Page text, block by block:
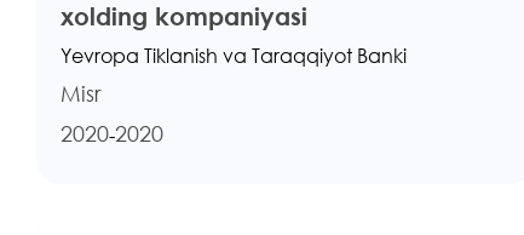
xolding kompaniyasi
Yevropa Tiklanish va Taraqqiyot Banki
Misr
2020-2020